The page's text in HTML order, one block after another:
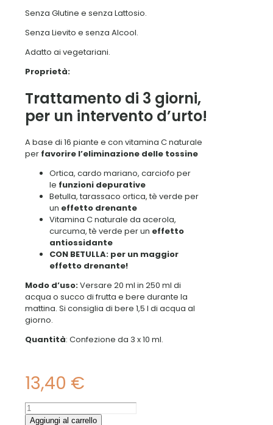
Senza Glutine e senza Lattosio.
Senza Lievito e senza Alcool.
Adatto ai vegetariani.
Proprietà:
Trattamento di 3 giorni,
per un intervento d’urto!
A base di 16 piante e con vitamina C naturale
per favorire l’eliminazione delle tossine
Ortica, cardo mariano, carciofo per
le funzioni depurative
Betulla, tarassaco ortica, tè verde per
un effetto drenante
Vitamina C naturale da acerola,
curcuma, tè verde per un effetto
antiossidante
CON BETULLA: per un maggior
effetto drenante!
Modo d’uso:Versare 20 ml in 250 ml di
acqua o succo di frutta e bere durante la
mattina. Si consiglia di bere 1,5 l di acqua al
giorno.
Quantità: Confezione da 3 x 10 ml.
13,40 €
Detox
BioAggiungi al carrello